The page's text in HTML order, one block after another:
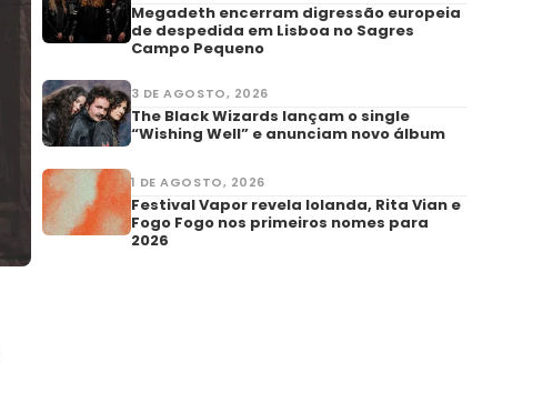
Megadeth encerram digressão europeia
de despedida em Lisboa no Sagres
Campo Pequeno
3 DE AGOSTO, 2026
The Black Wizards lançam o single
“Wishing Well” e anunciam novo álbum
1 DE AGOSTO, 2026
Festival Vapor revela Iolanda, Rita Vian e
Fogo Fogo nos primeiros nomes para
2026